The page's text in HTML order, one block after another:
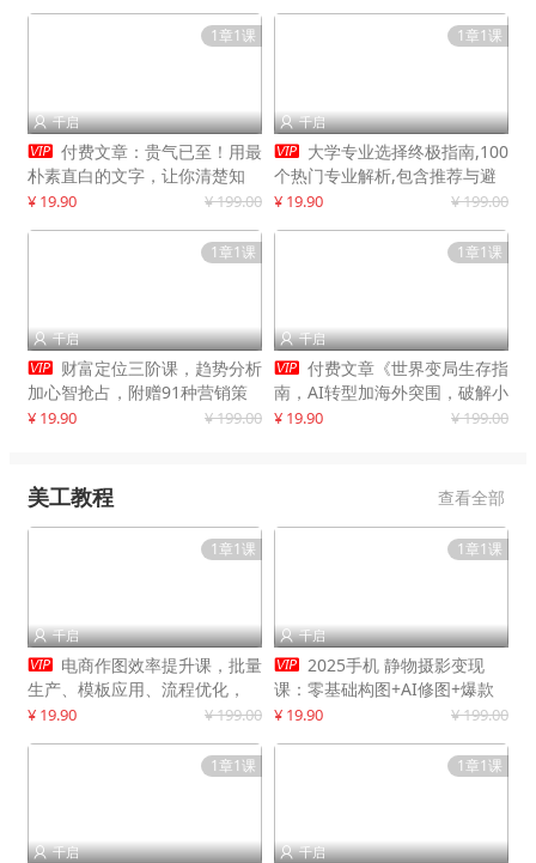
1章1课
 千启
 付费文章：贵气已至！用最
朴素直白的文字，让你清楚知
道，该如何接住这一次时代的泼
¥ 19.90 ¥ 199.00
1章1课
 千启
 大学专业选择终极指南,100
个热门专业解析,包含推荐与避
雷实用建议
¥ 19.90 ¥ 199.00
1章1课
 千启
 财富定位三阶课，趋势分析
加心智抢占，附赠91种营销策
略模型
¥ 19.90 ¥ 199.00
1章1课
 千启
 付费文章《世界变局生存指
南，AI转型加海外突围，破解小
城市生存陷阱》
¥ 19.90 ¥ 199.00
美工教程 查看全部
1章1课
 千启
 电商作图效率提升课，批量
生产、模板应用、流程优化，
20+细分品类实操案例，月赚3
¥ 19.90 ¥ 199.00
1章1课
 千启
 2025手机 静物摄影变现
课：零基础构图+AI修图+爆款
创作
¥ 19.90 ¥ 199.00
1章1课
 千启
1章1课
 千启